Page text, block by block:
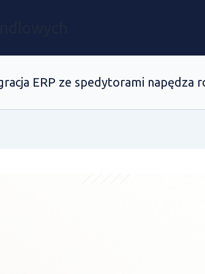
ERP ze spedytorami napędza